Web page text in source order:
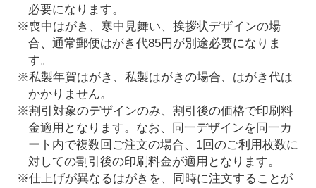
必要になります。
※喪中はがき、寒中見舞い、挨拶状デザインの場
合、通常郵便はがき代85円が別途必要になりま
す。
※私製年賀はがき、私製はがきの場合、はがき代は
かかりません。
※割引対象のデザインのみ、割引後の価格で印刷料
金適用となります。なお、同一デザインを同一カ
ート内で複数回ご注文の場合、1回のご利用枚数に
対しての割引後の印刷料金が適用となります。
※仕上げが異なるはがきを、同時に注文することが